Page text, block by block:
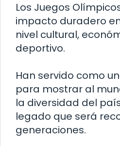
Los Juegos
impacto duradero
nivel cultural,
deportivo.
Han servido como
para mostrar al
la diversidad del
legado que será
generaciones.